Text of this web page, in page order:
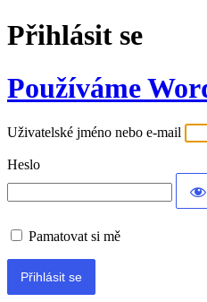
Přihlásit se
Používáme
Uživatelské jméno nebo e-mail
Heslo
Pamatovat si mě